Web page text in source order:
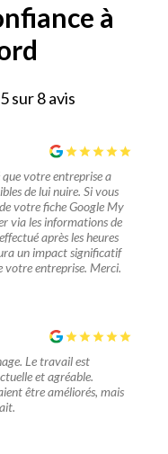
à
sur 8 avis
votre entreprise a
de lui nuire. Si vous
votre fiche Google My
via les informations de
après les heures
un impact significatif
votre entreprise. Merci.
Le travail est
et agréable.
être améliorés, mais